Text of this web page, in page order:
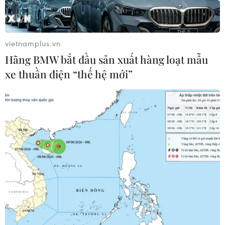
Mỹ: Lãi suất thế chấp tăng lên mức
cao nhất kể từ tháng Bảy năm ngoái
07/08/2026 00:05
Google Wallet cho phép phụ huynh
thiết lập số dư an toàn của con cái
06/08/2026 23:44
NAPAS và KiotViet hợp tác mở rộng
hệ sinh thái thanh toán VietQR
06/08/2026 14:03
vietnamplus.vn
Hãng BMW bắt đầu sản xuất hàng loạt mẫu
xe thuần điện “thế hệ mới”